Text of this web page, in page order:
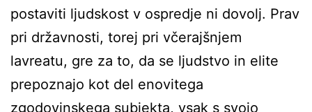
postaviti ljudskost v ospredje ni dovolj. Prav
pri državnosti, torej pri včerajšnjem
lavreatu, gre za to, da se ljudstvo in elite
prepoznajo kot del enovitega
zgodovinskega subjekta, vsak s svojo